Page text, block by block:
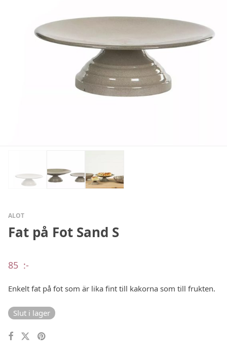
ALOT
Fat på Fot Sand S
85 :-
Enkelt fat på fot som är lika fint till kakorna som till frukten.
Slut i lager